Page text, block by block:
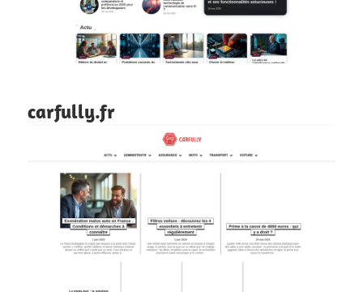
carfully.fr